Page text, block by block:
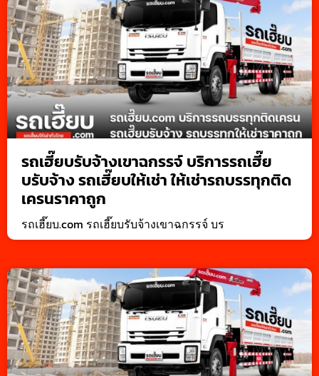
รถเฮี๊ยบรับจ้างเขาฉกรรจ์ บริการรถเฮี๊ย
บรับจ้าง รถเฮี๊ยบให้เช่า ให้เช่ารถบรรทุกติด
เครนราคาถูก
รถเฮี๊ยบ.com รถเฮี๊ยบรับจ้างเขาฉกรรจ์ บร